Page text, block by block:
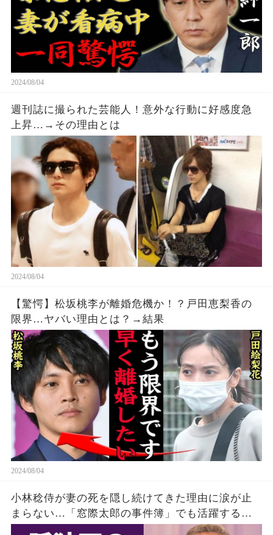
2024/08/04
週刊誌に撮られた芸能人！意外な行動に好感度急
上昇…→その理由とは
2024/08/04
【驚愕】松坂桃李が離婚危機か！？戸田恵梨香の
限界…ヤバい理由とは？→結果
2024/08/04
小林稔侍が妻の死を隠し続けてきた理由に涙が止
まらない…「窓際太郎の事件簿」でも活躍する俳
優の死ぬまで慕い続けた高倉健が10年後にやっと